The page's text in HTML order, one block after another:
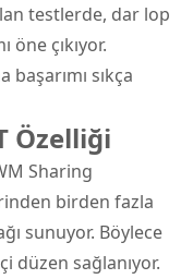
testlerde, dar lop
öne çıkıyor.
sıkça
Özelliği
Sharing
birden fazla
sunuyor. Böylece
düzen sağlanıyor.